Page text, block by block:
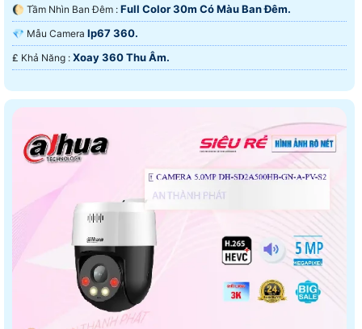
🌔 Tầm Nhìn Ban Đêm : Full Color 30m Có Màu Ban Đêm.
💎 Mẫu Camera Ip67 360.
️₤ Khả Năng : Xoay 360 Thu Âm.